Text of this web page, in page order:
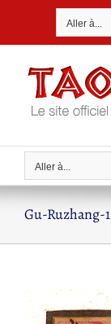
Aller à...
Aller à...
Gu-Ruzhang-1